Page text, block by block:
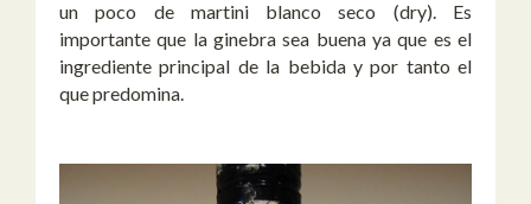
un poco de martini blanco seco (dry). Es
importante que la ginebra sea buena ya que es el
ingrediente principal de la bebida y por tanto el
que predomina.